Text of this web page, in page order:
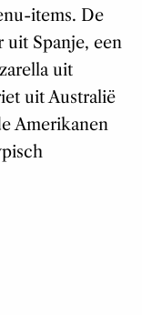
items. De
uit Spanje, een
uit
uit Australië
Amerikanen